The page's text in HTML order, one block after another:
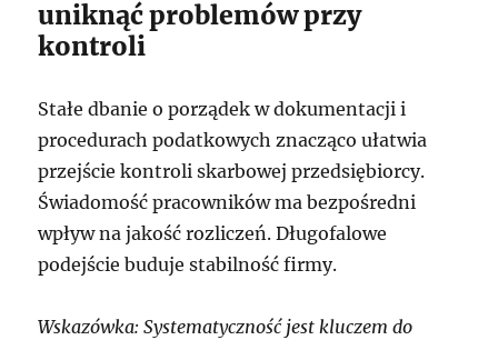
uniknąć problemów przy
kontroli
Stałe dbanie o porządek w dokumentacji i
procedurach podatkowych znacząco ułatwia
przejście kontroli skarbowej przedsiębiorcy.
Świadomość pracowników ma bezpośredni
wpływ na jakość rozliczeń. Długofalowe
podejście buduje stabilność firmy.
Wskazówka: Systematyczność jest kluczem do